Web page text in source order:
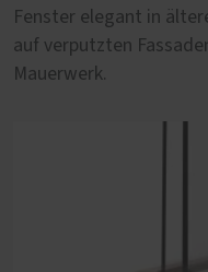
Fenster elegant in
auf verputzten
Mauerwerk.
versprühen die
Wärme.